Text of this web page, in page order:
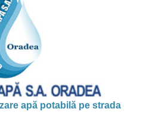
apă potabilă pe strada